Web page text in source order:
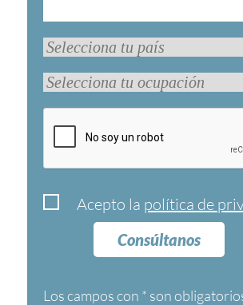
Acepto la política de
Consúltanos
Los campos con * son